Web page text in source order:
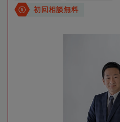
初回相談無料